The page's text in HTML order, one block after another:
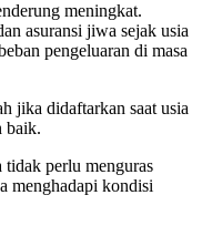
meningkat.
asuransi jiwa sejak usia
pengeluaran di masa
jika didaftarkan saat usia
baik.
tidak perlu menguras
menghadapi kondisi